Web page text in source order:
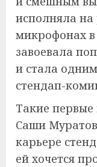
исполняла
микрофонах в
завоевала
и стала
стендап-
Такие первые
Саши
карьере
ей хочется